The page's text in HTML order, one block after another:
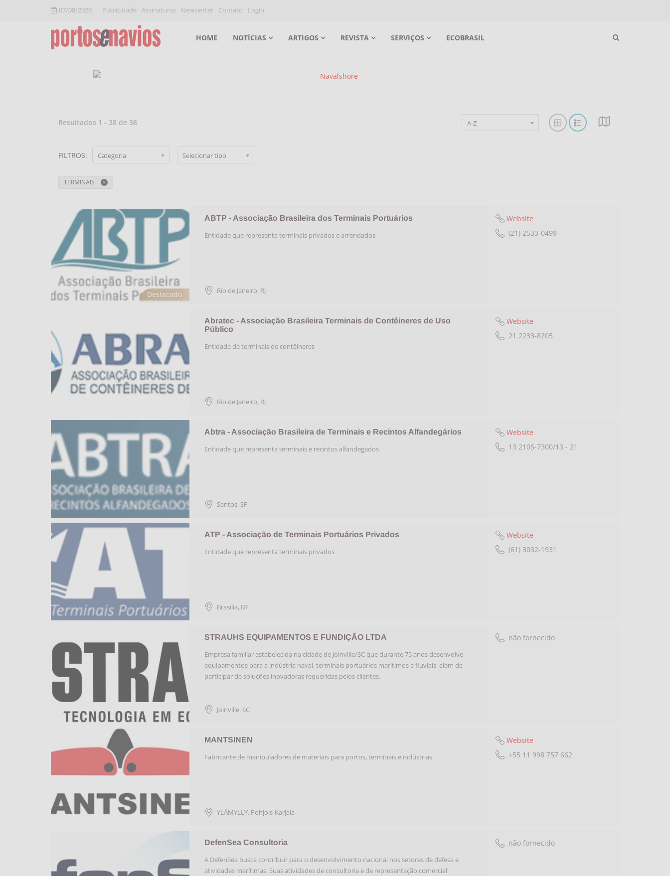
07/08/2026 Publicidade Assinaturas Newsletter Contato Login
HOME NOTÍCIAS ARTIGOS REVISTA SERVIÇOS ECOBRASIL
Resultados 1 - 38 de 38 A-Z
FILTROS: Categoria Selecionar tipo
TERMINAIS
Destacado
ABTP - Associação Brasileira dos Terminais Portuários
Entidade que representa terminais privados e arrendados
Rio de Janeiro, RJ
Website
(21) 2533-0499
Abratec - Associação Brasileira Terminais de Contêineres de Uso
Público
Entidade de terminais de contêineres
Rio de Janeiro, RJ
Website
21 2233-8205
Abtra - Associação Brasileira de Terminais e Recintos Alfandegários
Entidade que representa terminais e recintos alfandegados
Santos, SP
Website
13 2105-7300/13 - 21
ATP - Associação de Terminais Portuários Privados
Entidade que representa terminais privados
Brasília, DF
Website
(61) 3032-1931
STRAUHS EQUIPAMENTOS E FUNDIÇÃO LTDA
Empresa familiar estabelecida na cidade de Joinville/SC que durante 75 anos desenvolve
equipamentos para a indústria naval, terminais portuários marítimos e fluviais, além de
participar de soluções inovadoras requeridas pelos clientes.
Joinville, SC
não fornecido
MANTSINEN
Fabricante de manipuladores de materiais para portos, terminais e indústrias
YLÄMYLLY, Pohjois-Karjala
Website
+55 11 998 757 662
DefenSea Consultoria
A DefenSea busca contribuir para o desenvolvimento nacional nos setores de defesa e
atividades marítimas. Suas atividades de consultoria e de representação comercial
não fornecido